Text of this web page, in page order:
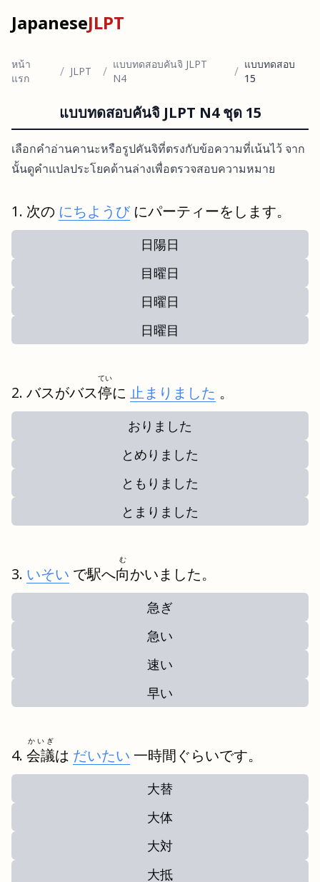
JapaneseJLPT
หน้า
แรก
/ JLPT / แบบทดสอบคันจิ JLPT
N4
/ แบบทดสอบ
15
แบบทดสอบคันจิ JLPT N4 ชุด 15
เลือกคำอ่านคานะหรือรูปคันจิที่ตรงกับข้อความที่เน้นไว้ จาก
นั้นดูคำแปลประโยคด้านล่างเพื่อตรวจสอบความหมาย
次の にちようび にパーティーをします。
日陽日
目曜日
日曜日
日曜目
バスがバス停
てい
に 止まりました 。
おりました
とめりました
ともりました
とまりました
いそい で駅へ向
む
かいました。
急ぎ
急い
速い
早い
会議
かいぎ
は だいたい 一時間ぐらいです。
大替
大体
大対
大抵